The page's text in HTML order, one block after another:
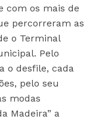
com os mais de
percorreram as
o Terminal
Pelo
o desfile, cada
pelo seu
modas
Madeira” a